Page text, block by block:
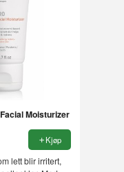
Moisturizer
Kjøp
lett blir irritert,